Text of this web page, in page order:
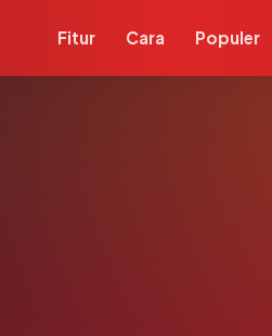
Fitur Cara Populer